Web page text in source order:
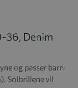
36, Denim
og passer barn
Solbrillene vil